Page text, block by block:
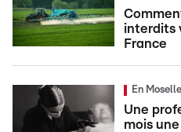
interdits
France
En Moselle
Une
mois